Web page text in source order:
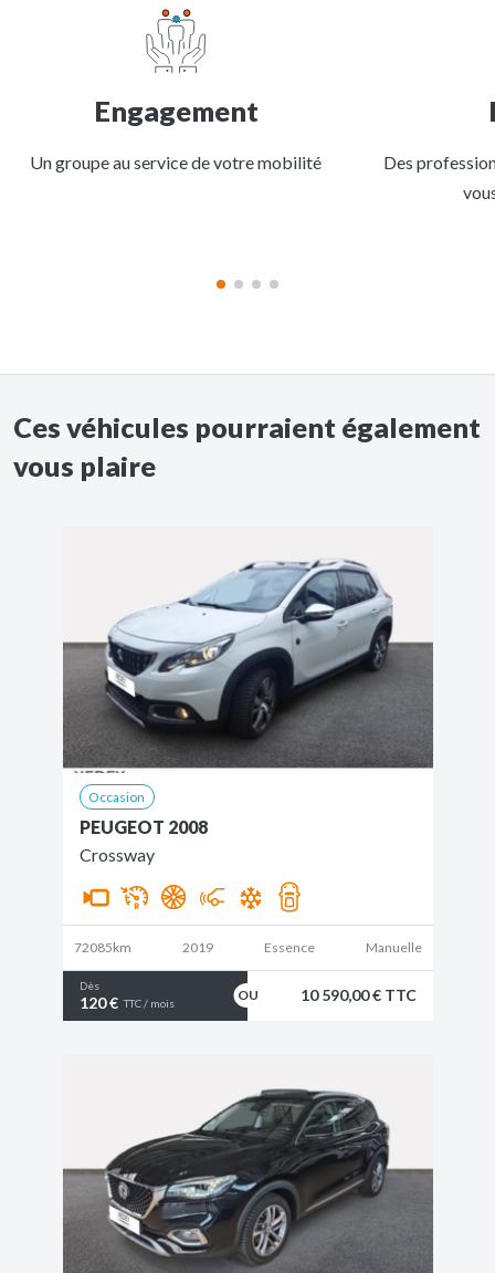
Engagement
Un groupe au service de votre mobilité
Des
Ces véhicules pourraient également
vous plaire
Occasion
PEUGEOT 2008
Crossway
72085km 2019 Essence Manuelle
Dès
120 € TTC / mois 10 590,00 € TTC